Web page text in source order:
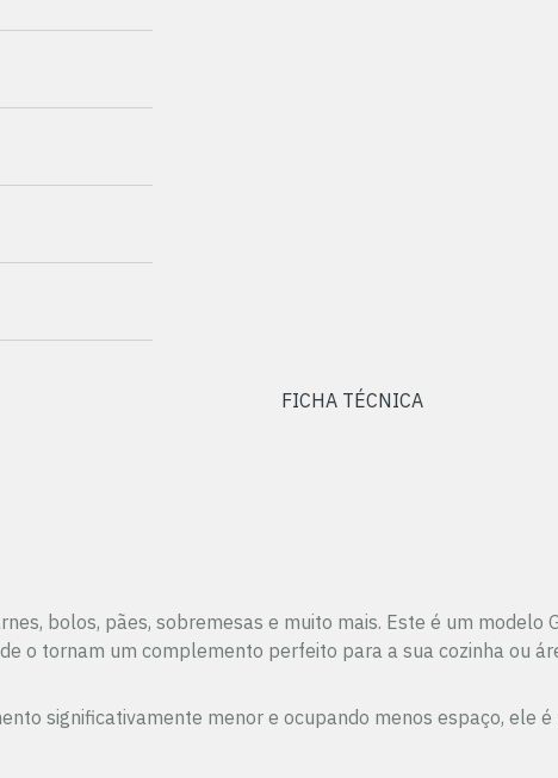
FICHA TÉCNICA
bolos, pães, sobremesas e muito mais. Este é um
o tornam um complemento perfeito para a sua cozinha ou
significativamente menor e ocupando menos espaço,